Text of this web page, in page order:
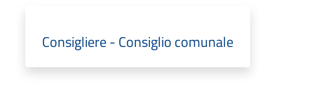
Consigliere - Consiglio comunale